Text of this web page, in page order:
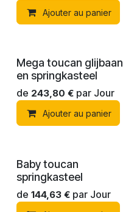
Ajouter au panier
Mega toucan glijbaan
en springkasteel
de 243,80 € par Jour
Ajouter au panier
Baby toucan
springkasteel
de 144,63 € par Jour